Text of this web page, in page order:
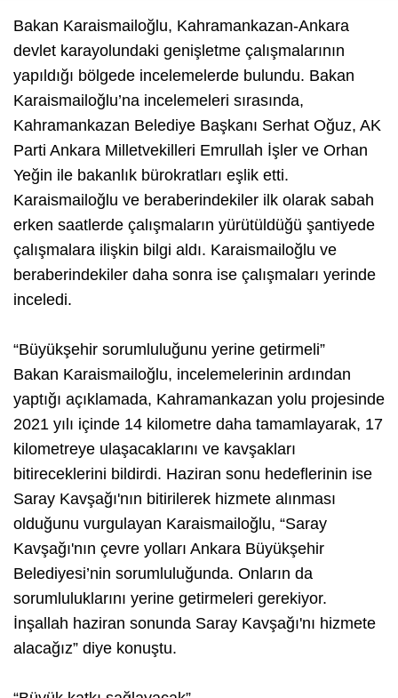
Bakan Karaismailoğlu, Kahramankazan-Ankara
devlet karayolundaki genişletme çalışmalarının
yapıldığı bölgede incelemelerde bulundu. Bakan
Karaismailoğlu’na incelemeleri sırasında,
Kahramankazan Belediye Başkanı Serhat Oğuz, AK
Parti Ankara Milletvekilleri Emrullah İşler ve Orhan
Yeğin ile bakanlık bürokratları eşlik etti.
Karaismailoğlu ve beraberindekiler ilk olarak sabah
erken saatlerde çalışmaların yürütüldüğü şantiyede
çalışmalara ilişkin bilgi aldı. Karaismailoğlu ve
beraberindekiler daha sonra ise çalışmaları yerinde
inceledi.
“Büyükşehir sorumluluğunu yerine getirmeli”
Bakan Karaismailoğlu, incelemelerinin ardından
yaptığı açıklamada, Kahramankazan yolu projesinde
2021 yılı içinde 14 kilometre daha tamamlayarak, 17
kilometreye ulaşacaklarını ve kavşakları
bitireceklerini bildirdi. Haziran sonu hedeflerinin ise
Saray Kavşağı'nın bitirilerek hizmete alınması
olduğunu vurgulayan Karaismailoğlu, “Saray
Kavşağı'nın çevre yolları Ankara Büyükşehir
Belediyesi’nin sorumluluğunda. Onların da
sorumluluklarını yerine getirmeleri gerekiyor.
İnşallah haziran sonunda Saray Kavşağı'nı hizmete
alacağız” diye konuştu.